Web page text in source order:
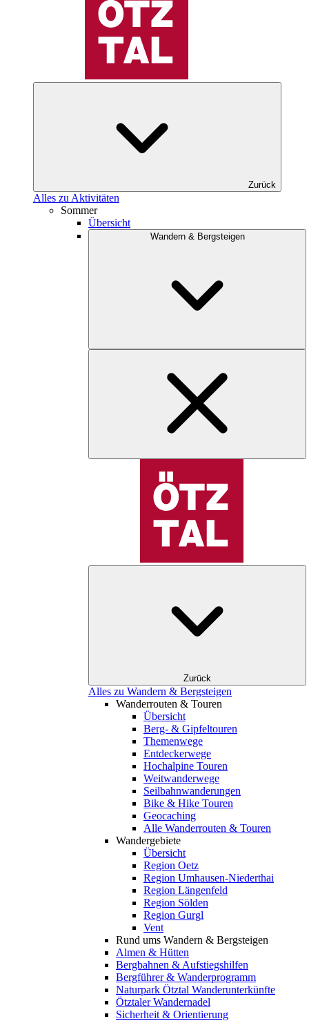
Zurück
Alles zu Aktivitäten
Sommer
Übersicht
Wandern & Bergsteigen
Zurück
Alles zu Wandern & Bergsteigen
Wanderrouten & Touren
Übersicht
Berg- & Gipfeltouren
Themenwege
Entdeckerwege
Hochalpine Touren
Weitwanderwege
Seilbahnwanderungen
Bike & Hike Touren
Geocaching
Alle Wanderrouten & Touren
Wandergebiete
Übersicht
Region Oetz
Region Umhausen-Niederthai
Region Längenfeld
Region Sölden
Region Gurgl
Vent
Rund ums Wandern & Bergsteigen
Almen & Hütten
Bergbahnen & Aufstiegshilfen
Bergführer & Wanderprogramm
Naturpark Ötztal Wanderunterkünfte
Ötztaler Wandernadel
Sicherheit & Orientierung